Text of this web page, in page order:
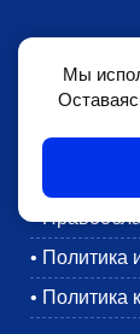
Детские
Блог
•
• Политика
• Политика
Мы